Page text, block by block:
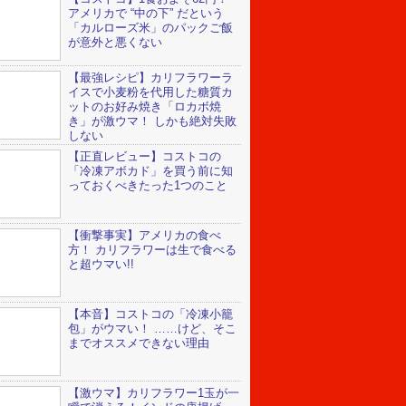
アメリカで “中の下” だという
「カルローズ米」のパックご飯
が意外と悪くない
【最強レシピ】カリフラワーラ
イスで小麦粉を代用した糖質カ
ットのお好み焼き「ロカボ焼
き」が激ウマ！ しかも絶対失敗
しない
【正直レビュー】コストコの
「冷凍アボカド」を買う前に知
っておくべきたった1つのこと
【衝撃事実】アメリカの食べ
方！ カリフラワーは生で食べる
と超ウマい!!
【本音】コストコの「冷凍小籠
包」がウマい！ ……けど、そこ
までオススメできない理由
【激ウマ】カリフラワー1玉が一